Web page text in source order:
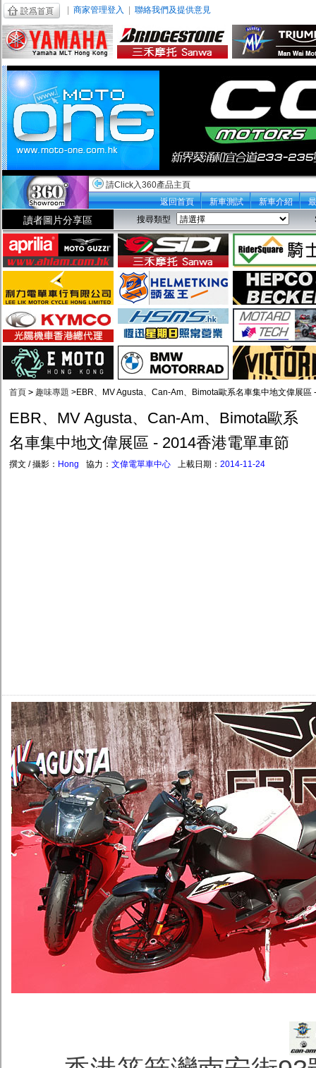
商家管理登入 聯絡我們及提供意見
請Click入360產品主頁
返回首頁
新車測試 新車介紹
讀者圖片分享區 搜尋類型
首頁 > 趣味專題 >EBR、MV Agusta、Can-Am、Bimota歐系名車集中地文偉展區
EBR、MV Agusta、Can-Am、Bimota歐系
名車集中地文偉展區 - 2014香港電單車節
撰文 / 攝影： Hong 協力： 文偉電單車中心 上載日期： 2014-11-24